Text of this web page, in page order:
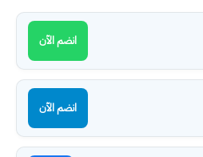
انضم الآن
انضم الآن